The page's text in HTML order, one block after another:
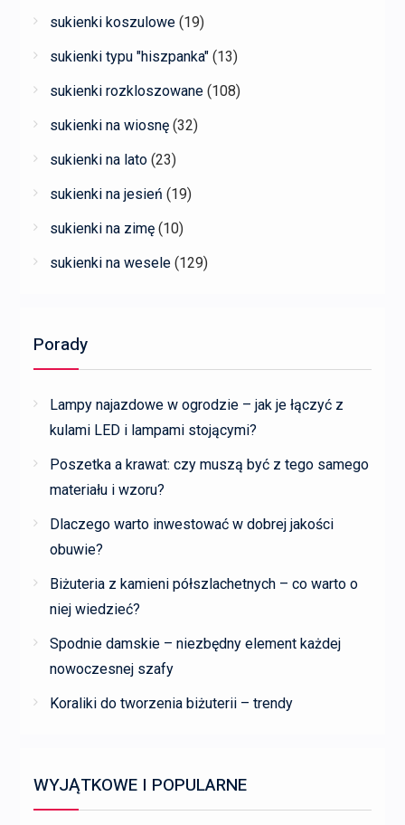
sukienki koszulowe (19)
sukienki typu "hiszpanka" (13)
sukienki rozkloszowane (108)
sukienki na wiosnę (32)
sukienki na lato (23)
sukienki na jesień (19)
sukienki na zimę (10)
sukienki na wesele (129)
Porady
Lampy najazdowe w ogrodzie – jak je łączyć z
kulami LED i lampami stojącymi?
Poszetka a krawat: czy muszą być z tego samego
materiału i wzoru?
Dlaczego warto inwestować w dobrej jakości
obuwie?
Biżuteria z kamieni półszlachetnych – co warto o
niej wiedzieć?
Spodnie damskie – niezbędny element każdej
nowoczesnej szafy
Koraliki do tworzenia biżuterii – trendy
WYJĄTKOWE I POPULARNE